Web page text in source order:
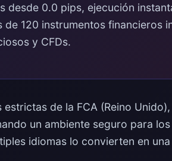
desde 0.0 pips, ejecución
120 instrumentos financieros
y CFDs.
de la FCA (Reino
un ambiente seguro para
idiomas lo convierten en